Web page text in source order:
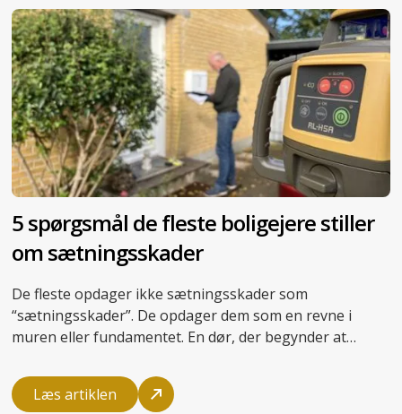
5 spørgsmål de fleste boligejere stiller
om sætningsskader
De fleste opdager ikke sætningsskader som
“sætningsskader”. De opdager dem som en revne i
muren eller fundamentet. En dør, der begynder at
den slags fund give mange bekymringer. I denne artikel
får du svarene, der kan ruste dig til at håndtere
Læs artiklen